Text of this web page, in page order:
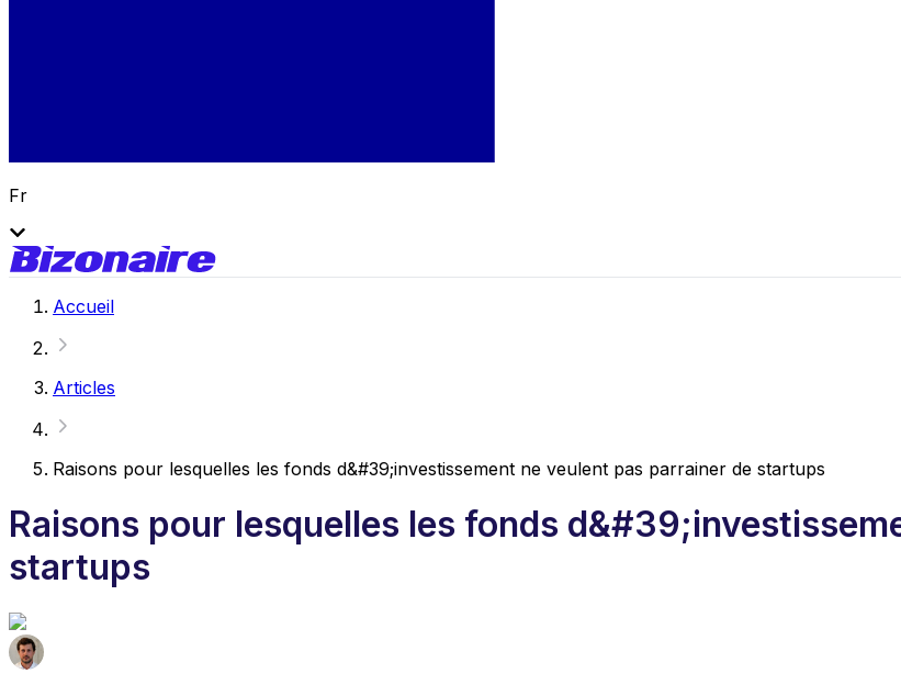
Fr
Accueil
Articles
Raisons pour lesquelles les fonds d&#39;investissement ne veulent pas parrainer de startups
Raisons pour lesquelles les fonds
startups